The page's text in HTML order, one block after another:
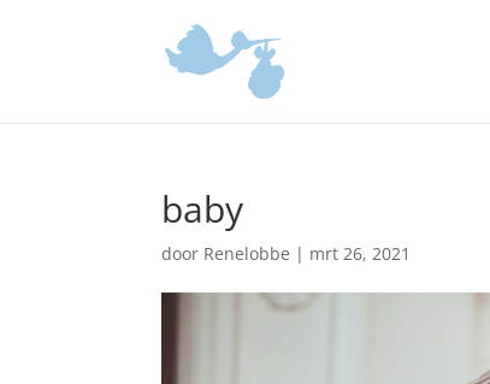
baby
door Renelobbe | mrt 26, 2021